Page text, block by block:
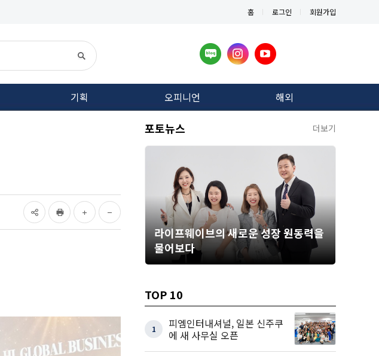
홈 로그인 회원가입
기획 오피니언 해외
포토뉴스 더보기
라이프웨이브의 새로운 성장 원동력을
물어보다
TOP 10
1
피엠인터내셔널, 일본 신주쿠
에 새 사무실 오픈